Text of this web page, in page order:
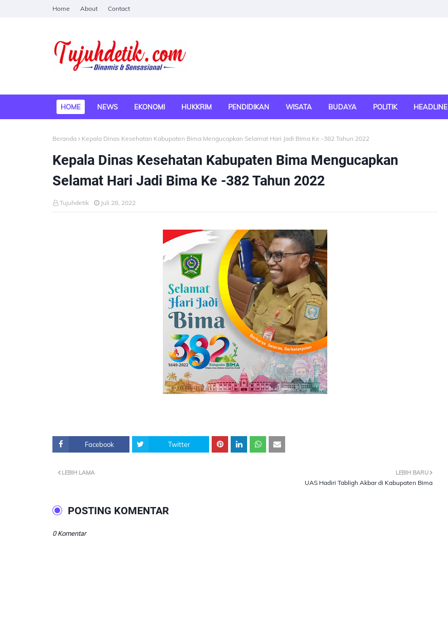
Home About Contact
HOME NEWS EKONOMI HUKKRIM PENDIDIKAN WISATA BUDAYA POLITIK HEADLINE
Beranda Kepala Dinas Kesehatan Kabupaten Bima Mengucapkan Selamat Hari Jadi Bima Ke -382 Tahun 2022
Kepala Dinas Kesehatan Kabupaten Bima Mengucapkan
Selamat Hari Jadi Bima Ke -382 Tahun 2022
Tujuhdetik Juli 28, 2022
Facebook Twitter
LEBIH BARU
UAS Hadiri Tabligh Akbar di Kabupaten Bima
LEBIH LAMA
POSTING KOMENTAR
0 Komentar